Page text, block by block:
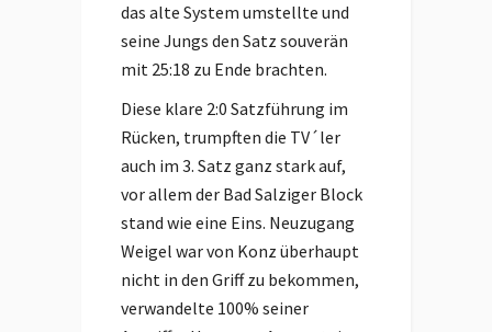
das alte System umstellte und
seine Jungs den Satz souverän
mit 25:18 zu Ende brachten.
Diese klare 2:0 Satzführung im
Rücken, trumpften die TV´ler
auch im 3. Satz ganz stark auf,
vor allem der Bad Salziger Block
stand wie eine Eins. Neuzugang
Weigel war von Konz überhaupt
nicht in den Griff zu bekommen,
verwandelte 100% seiner